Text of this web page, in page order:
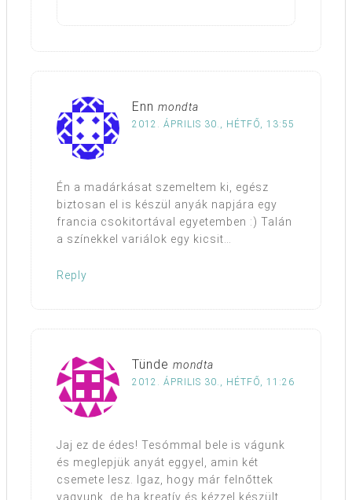
Enn mondta
2012. ÁPRILIS 30., HÉTFŐ, 13:55
Én a madárkásat szemeltem ki, egész
biztosan el is készül anyák napjára egy
francia csokitortával egyetemben :) Talán
a színekkel variálok egy kicsit…
Reply
Tünde mondta
2012. ÁPRILIS 30., HÉTFŐ, 11:26
Jaj ez de édes! Tesómmal bele is vágunk
és meglepjük anyát eggyel, amin két
csemete lesz. Igaz, hogy már felnőttek
vagyunk, de ha kreatív és kézzel készült